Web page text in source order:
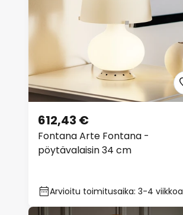
Fontana Arte Fontana -
pöytävalaisin 34 cm
612,43 €
Arvioitu toimitusaika: 3-4 viikkoa